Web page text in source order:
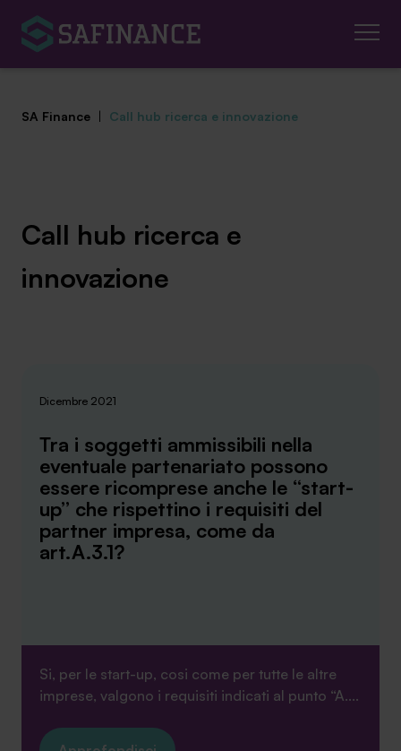
Finanza Agevolata
Centro studi
Contatti
Lavora con noi
SA Finance | Call hub ricerca e innovazione
Call hub ricerca e
innovazione
Dicembre 2021
Tra i soggetti ammissibili nella
eventuale partenariato possono
essere ricomprese anche le “start-
up” che rispettino i requisiti del
partner impresa, come da
art.A.3.1?
Si, per le start-up, cosi come per tutte le altre
imprese, valgono i requisiti indicati al punto “A....